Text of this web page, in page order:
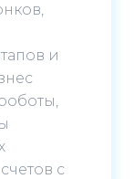
и
с